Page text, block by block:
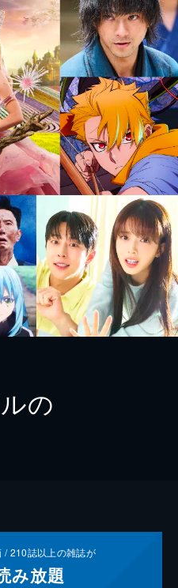
の
/210誌以上の雑誌が
み放題